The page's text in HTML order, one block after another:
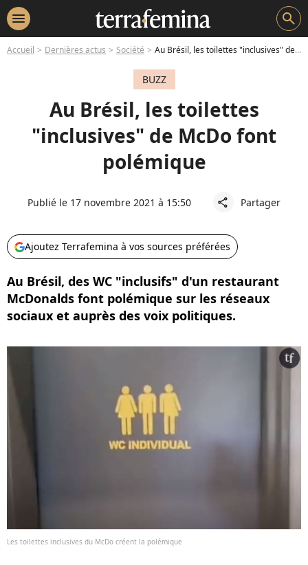
menu search
Accueil Dernières actus Société Au Brésil, les toilettes "inclusives" de McDo font polémique
BUZZ
Au Brésil, les toilettes
"inclusives" de McDo font
polémique
Publié le 17 novembre 2021 à 15:50 share Partager
Ajoutez Terrafemina à vos sources préférées
Au Brésil, des WC "inclusifs" d'un restaurant
McDonalds font polémique sur les réseaux
sociaux et auprès des voix politiques.
Les toilettes inclusives du McDo créent la polémique